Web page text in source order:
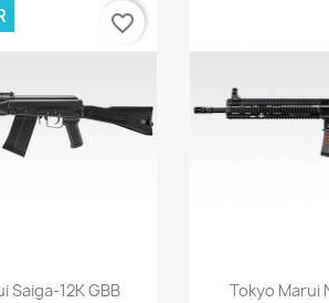
Saiga-12K GBB
favorite_border

Tokyo Marui